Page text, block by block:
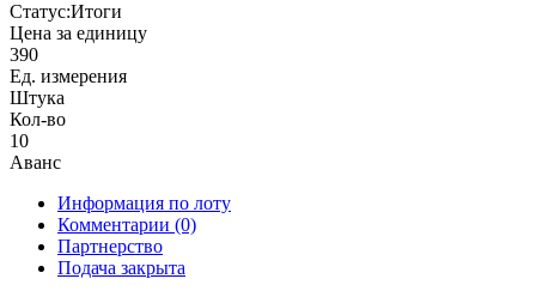
Статус:Итоги
Цена за единицу
390
Ед. измерения
Штука
Кол-во
10
Аванс
Информация по лоту
Комментарии (0)
Партнерство
Подача закрыта